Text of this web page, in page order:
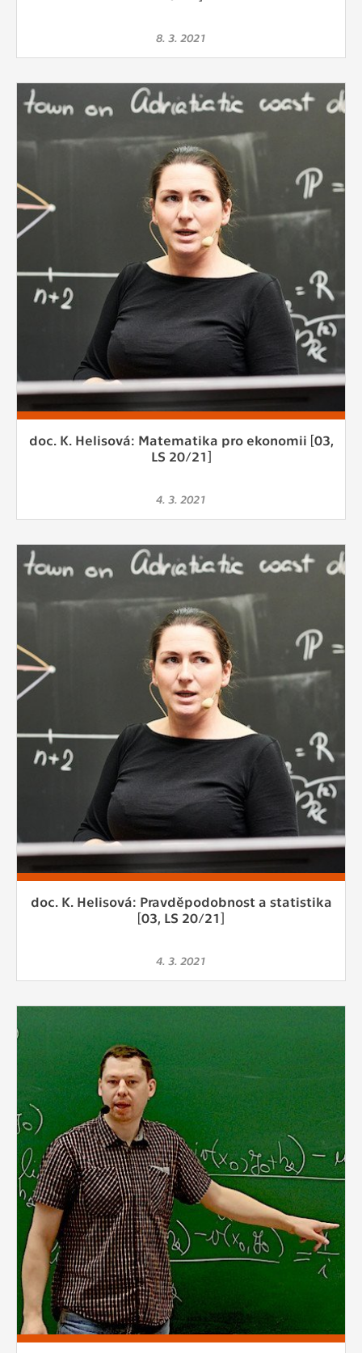
8. 3. 2021
doc. K. Helisová: Matematika pro ekonomii [03,
LS 20/21]
4. 3. 2021
doc. K. Helisová: Pravděpodobnost a statistika
[03, LS 20/21]
4. 3. 2021